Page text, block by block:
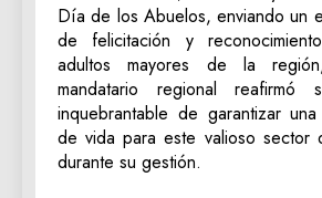
Día de los Abuelos, enviando un
de felicitación y
adultos mayores de la
mandatario regional reafirmó
inquebrantable de garantizar
de vida para este valioso sector
durante su gestión.